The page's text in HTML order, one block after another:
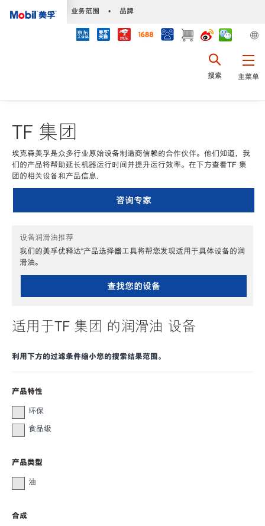
业务范围 • 品牌
主菜单
搜索
TF 集团
埃克森美孚是众多行业原始设备制造商信赖的合作伙伴。他们知道，我
们的产品将帮助延长机器运行时间并提升运行效率。在下方查看TF 集
团的相关设备和产品信息.
咨询专家
设备润滑油推荐
我们的美孚优释达℠产品选择器工具将帮您发现适用于具体设备的润
滑油。
查找您的设备
适用于TF 集团 的润滑油 设备
利用下方的过滤条件缩小您的搜索结果范围。
产品特性
环保
食品级
产品类型
油
合成